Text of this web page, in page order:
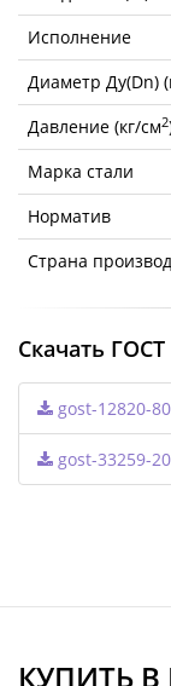
Исполнение
Диаметр Ду(Dn)
Давление (кг/см2
Марка стали
Норматив
Страна
Скачать ГОСТ
gost-12820-
gost-33259-
КУПИТЬ